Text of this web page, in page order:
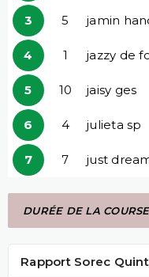
3 5 jamin
4 1 jazzy de
5 10 jaisy ges
6 4 julieta sp
7 7 just
DURÉE DE LA
Rapport Sorec